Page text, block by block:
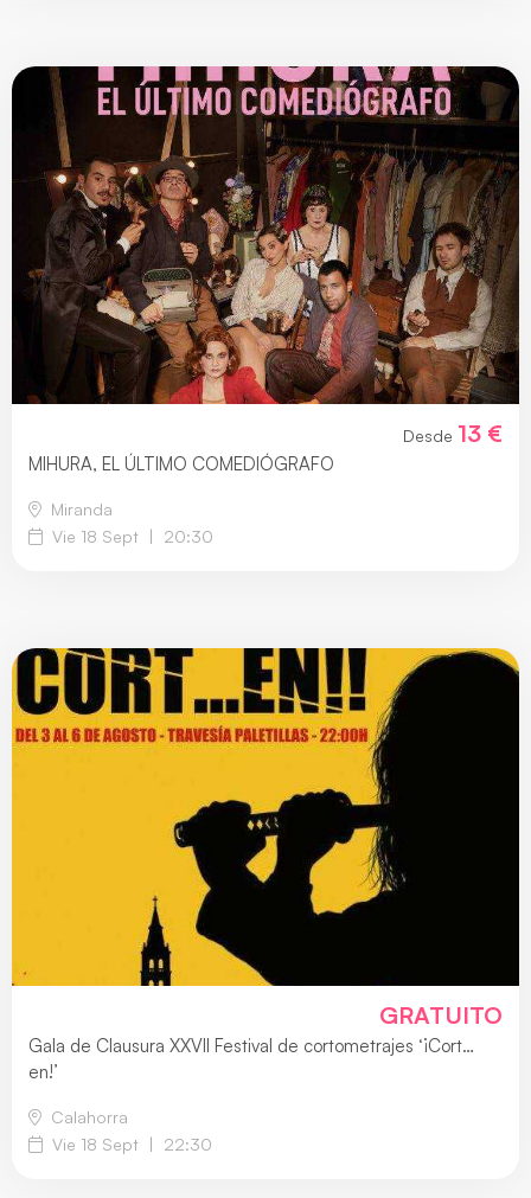
Desde 13 €
MIHURA, EL ÚLTIMO COMEDIÓGRAFO
Miranda
Vie 18 Sept | 20:30
GRATUITO
Gala de Clausura XXVII Festival de cortometrajes ‘¡Cort…
en!’
Calahorra
Vie 18 Sept | 22:30